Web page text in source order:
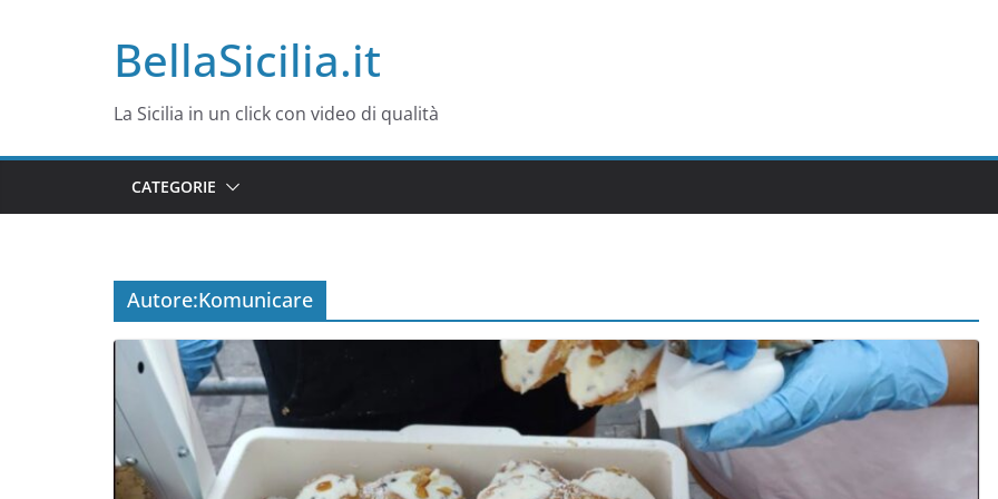
BellaSicilia.it
La Sicilia in un click con video di qualità
CATEGORIE
Autore:Komunicare